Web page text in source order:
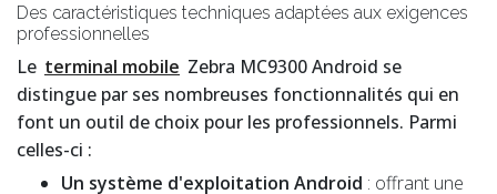
Des caractéristiques techniques adaptées aux exigences
professionnelles
Le terminal mobile Zebra MC9300 Android se
distingue par ses nombreuses fonctionnalités qui en
font un outil de choix pour les professionnels. Parmi
celles-ci :
Un système d'exploitation Android : offrant une